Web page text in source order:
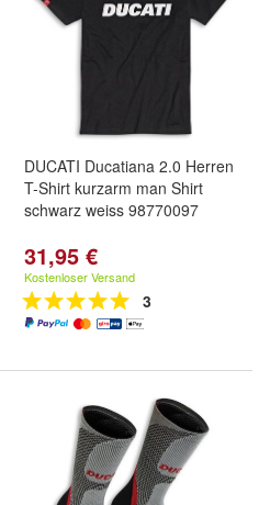
DUCATI Ducatiana 2.0 Herren
T-Shirt kurzarm man Shirt
schwarz weiss 98770097
31,95 €
Kostenloser Versand
3